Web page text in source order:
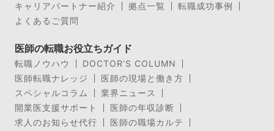
キャリアパートナー紹介
拠点一覧
転職成功事例
よくあるご質問
医師の転職お役立ちガイド
転職ノウハウ
DOCTOR’S COLUMN
医師転職ナレッジ
医師の現場と働き方
スペシャルコラム
業界ニュース
開業医支援サポート
医師の年収診断
求人のお知らせ代行
医師の職場カルテ